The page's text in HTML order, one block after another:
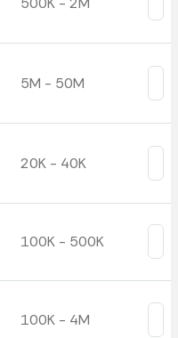
5M - 50M
20K - 40K
100K - 500K
100K - 4M